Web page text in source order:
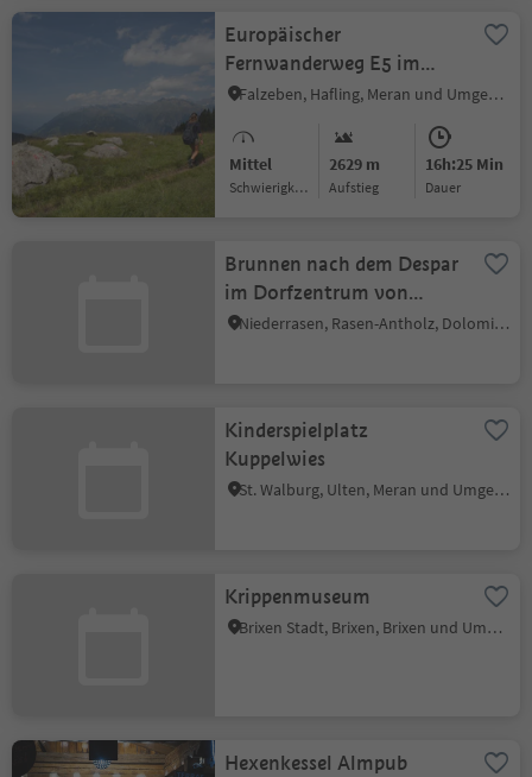
Europäischer
Fernwanderweg E5 im
Passeiertal
Falzeben, Hafling, Meran und Umgebung
Mittel
Schwierigkeitsgrad
2629 m
Aufstieg
16h:25 Min
Dauer
Brunnen nach dem Despar
im Dorfzentrum von
Niederrasen
Niederrasen, Rasen-Antholz, Dolomitenregion Kronplatz
Kinderspielplatz
Kuppelwies
St. Walburg, Ulten, Meran und Umgebung
Krippenmuseum
Brixen Stadt, Brixen, Brixen und Umgebung
Hexenkessel Almpub